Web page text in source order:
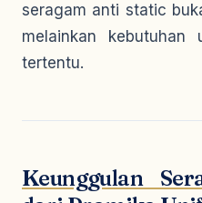
seragam anti static
melainkan kebutuhan
tertentu.
Keunggulan